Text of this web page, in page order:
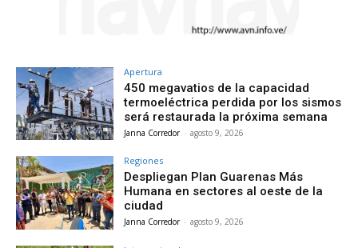
Apertura
450 megavatios de la capacidad
termoeléctrica perdida por los sismos
será restaurada la próxima semana
Janna Corredor - agosto 9, 2026
Regiones
Despliegan Plan Guarenas Más
Humana en sectores al oeste de la
ciudad
Janna Corredor - agosto 9, 2026